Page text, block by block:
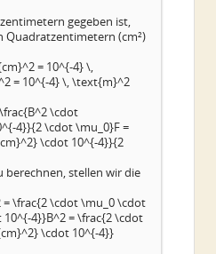
gegeben ist,
Quadratzentimetern (cm²)
= 10^{-4} \,
= 10^{-4} \, \text{m}^2
\frac{B^2 \cdot
4}}{2 \cdot \mu_0}F =
\cdot 10^{-4}}{2
berechnen, stellen wir die
= \frac{2 \cdot \mu_0 \cdot
4}}B^2 = \frac{2 \cdot
\cdot 10^{-4}}